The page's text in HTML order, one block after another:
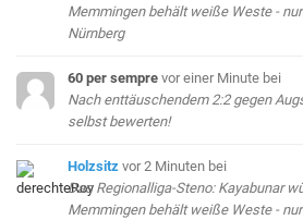
Memmingen behält weiße Weste -
Nürnberg
60 per sempre vor einer Minute bei
Nach enttäuschendem 2:2 gegen
selbst bewerten!
Holzsitz vor 2 Minuten bei
Das Regionalliga-Steno: Kayabunar
Memmingen behält weiße Weste -